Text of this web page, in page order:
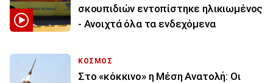
σκουπιδιών εντοπίστηκε ηλικιωμένος
- Ανοιχτά όλα τα ενδεχόμενα
ΚΟΣΜΟΣ
Στο «κόκκινο» η Μέση Ανατολή: Οι